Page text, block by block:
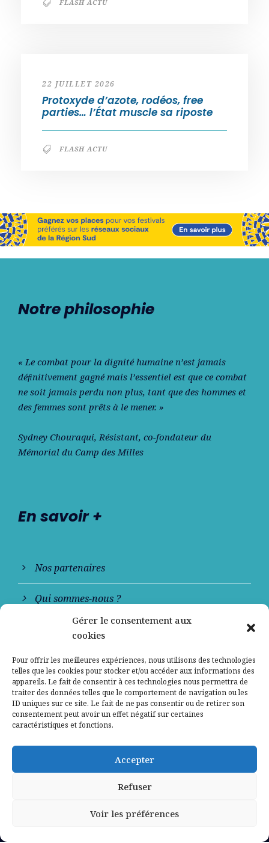
Gérer le consentement aux
cookies
Pour offrir les meilleures expériences, nous utilisons des technologies
telles que les cookies pour stocker et/ou accéder aux informations des
appareils. Le fait de consentir à ces technologies nous permettra de
traiter des données telles que le comportement de navigation ou les
ID uniques sur ce site. Le fait de ne pas consentir ou de retirer son
consentement peut avoir un effet négatif sur certaines
caractéristiques et fonctions.
Accepter
Refuser
Voir les préférences
FLASH ACTU
22 JUILLET 2026
Protoxyde d’azote, rodéos, free
parties… l’État muscle sa riposte
FLASH ACTU
Notre philosophie
« Le combat pour la dignité humaine n’est jamais
déﬁnitivement gagné mais l’essentiel est que ce combat
ne soit jamais perdu non plus, tant que des hommes et
des femmes sont prêts à le mener. »
Sydney Chouraqui, Résistant, co-fondateur du
Mémorial du Camp des Milles
En savoir +
Nos partenaires
Qui sommes-nous ?
Contactez-nous
Mentions légales
Politique de confidentialité